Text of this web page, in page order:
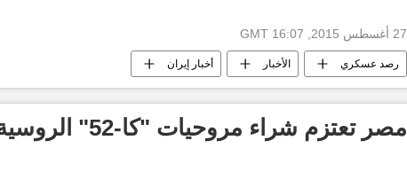
27 أغسطس 2015, 16:07 GMT
رصد عسكري الأخبار أخبار إيران
مصر تعتزم شراء مروحيات "كا-52" الروسية